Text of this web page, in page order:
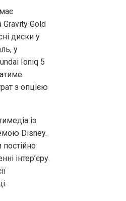
Gravity Gold
диски у
у
Ioniq 5
з опцією
із
Disney.
інтер’єру.